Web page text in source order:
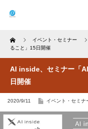
Home イベント・セミナー
ること」15日開催
AI inside、セミナー「
日開催
2020/9/11 イベント・セミナ